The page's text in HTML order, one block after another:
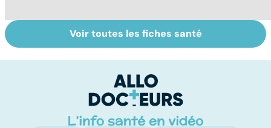
Le TDAH, un
trouble de
hyperactivité
Violences
sexuelles :
remettre ?
Voir toutes les fiches santé